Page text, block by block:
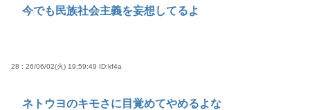
今でも民族社会主義を妄想してるよ
28 : 26/06/02(火) 19:59:49 ID:kf4a
ネトウヨのキモさに目覚めてやめるよな